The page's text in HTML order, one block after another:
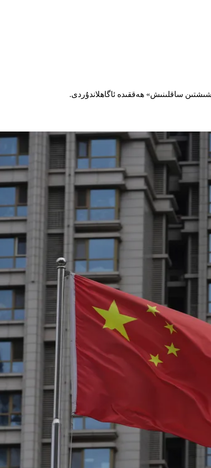
ساقلىنىش» ھەققىدە ئاگاھلاندۇردى.